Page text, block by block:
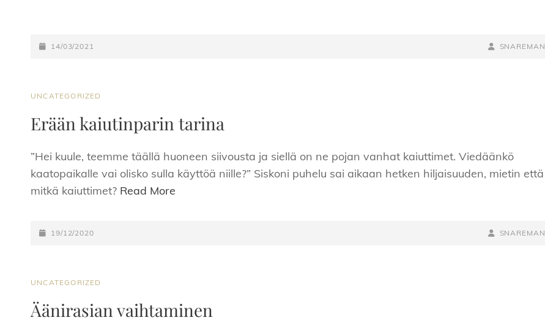
POSTED-
14/03/2021
BY
BYLINE
SNAREMAN
CAT
UNCATEGORIZED
Erään kaiutinparin tarina
”Hei kuule, teemme täällä huoneen siivousta ja siellä on ne pojan vanhat kaiuttimet. Viedäänkö
kaatopaikalle vai olisko sulla käyttöä niille?” Siskoni puhelu sai aikaan hetken hiljaisuuden, mietin että
mitkä kaiuttimet? Read More
POSTED-
19/12/2020
BY
BYLINE
SNAREMAN
CAT
UNCATEGORIZED
Äänirasian vaihtaminen